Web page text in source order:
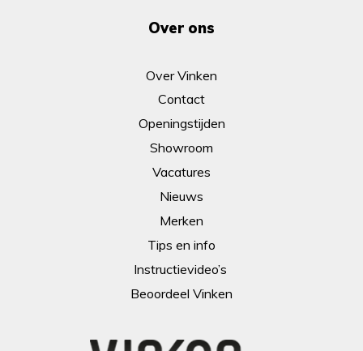
Over ons
Over Vinken
Contact
Openingstijden
Showroom
Vacatures
Nieuws
Merken
Tips en info
Instructievideo’s
Beoordeel Vinken